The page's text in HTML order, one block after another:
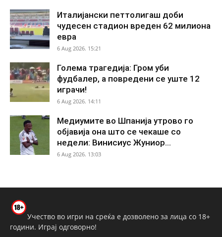
Италијански петтолигаш доби
чудесен стадион вреден 62 милиона
евра
6 Aug 2026. 15:21
Голема трагедија: Гром уби
фудбалер, а повредени се уште 12
играчи!
6 Aug 2026. 14:11
Медиумите во Шпанија утрово го
објавија она што се чекаше со
недели: Винисиус Жуниор...
6 Aug 2026. 13:03
Учество во игри на среќа е дозволено за лица со 18+
години. Играј одговорно!